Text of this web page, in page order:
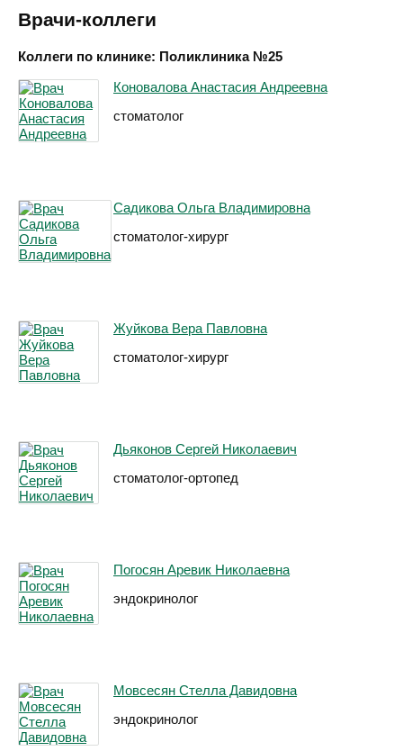
Врачи-коллеги
Коллеги по клинике: Поликлиника №25
Коновалова Анастасия Андреевна
стоматолог
Садикова Ольга Владимировна
стоматолог-хирург
Жуйкова Вера Павловна
стоматолог-хирург
Дьяконов Сергей Николаевич
стоматолог-ортопед
Погосян Аревик Николаевна
эндокринолог
Мовсесян Стелла Давидовна
эндокринолог